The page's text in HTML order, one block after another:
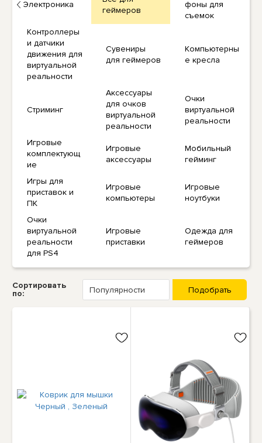
Электроника
геймеров
фоны для
съемок
Контроллеры
и датчики
движения для
виртуальной
реальности
Сувениры
для геймеров
Компьютерны
е кресла
Стриминг
Аксессуары
для очков
виртуальной
реальности
Очки
виртуальной
реальности
Игровые
комплектующ
ие
Игровые
аксессуары
Мобильный
гейминг
Игры для
приставок и
ПК
Игровые
компьютеры
Игровые
ноутбуки
Очки
виртуальной
реальности
для PS4
Игровые
приставки
Одежда для
геймеров
Сортировать
по: